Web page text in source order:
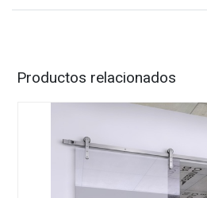
Productos relacionados